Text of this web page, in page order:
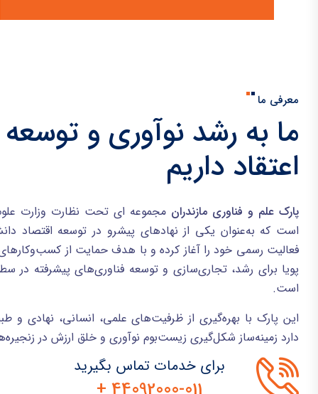
معرفی ما
ما به رشد نوآوری و توسعه
اعتقاد داریم
پارک علم و فناوری مازندران مجموعه ای تحت نظارت وزارت
فعالیت رسمی خود را آغاز کرده و با هدف حمایت از کسب‌وکارهای
پویا برای رشد، تجاری‌سازی و توسعه فناوری‌های پیشرفته در
است.
این پارک با بهره‌گیری از ظرفیت‌های علمی، انسانی، نهادی و
دارد زمینه‌ساز شکل‌گیری زیست‌بوم نوآوری و خلق ارزش در
برای خدمات تماس بگیرید